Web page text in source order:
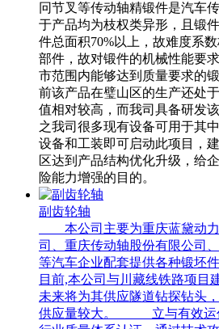
冋节叉等传动轴精锻件是汽车
于产品均为枝权类异形，且锻
件总面积70%以上，故难度系
部件，故对锻件的机械性能要
市范围内能够达到质量要求的
前该产品在璧山区的生产还处
值相对较高，而我司具备研发
之我司很多现有设备可用于其
设备和工装即可启动此项目，
区达到产品结构优化升级，给
险能力增强的目的。
副齿轮轴
本公司主要为重庆蓝黛动力
司、重庆传动轴股份有限公司
等汽车企业配套提供各种锻坯
目前,本公司与川藏线铁路项目
未来将为其供应隧道钻探钻头
供应量较大。 立与有效运作